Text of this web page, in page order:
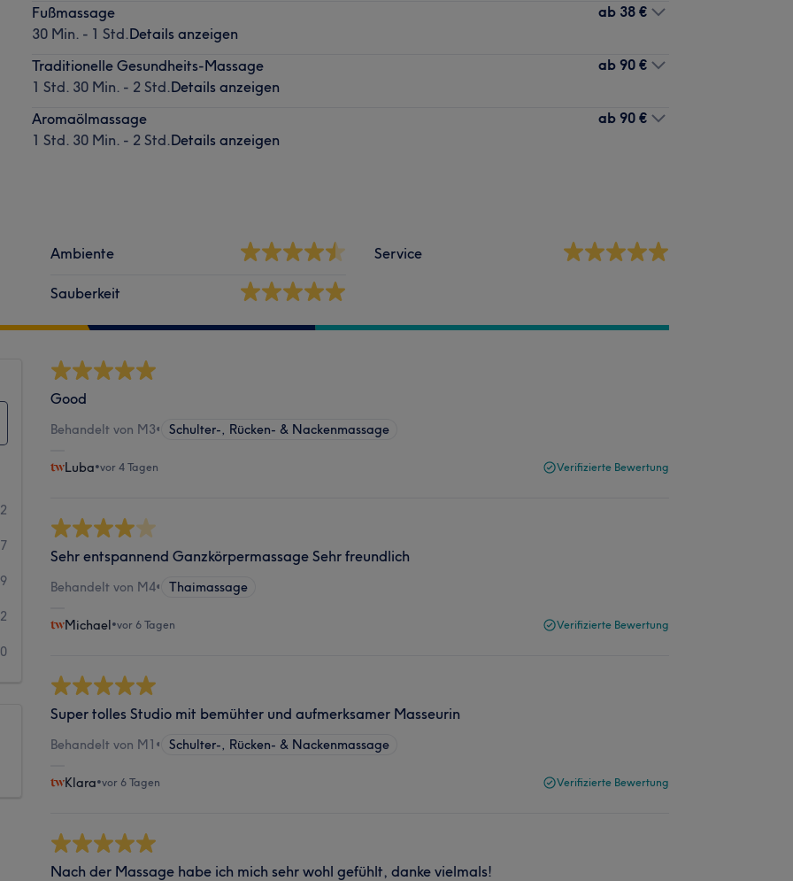
Fußmassage
30 Min. - 1 Std.Details anzeigen
ab 38 €
Traditionelle Gesundheits-Massage
1 Std. 30 Min. - 2 Std.Details anzeigen
ab 90 €
Aromaölmassage
1 Std. 30 Min. - 2 Std.Details anzeigen
ab 90 €
Ambiente
Sauberkeit
Service
2
0
Good
Behandelt von M3• Schulter-, Rücken- & Nackenmassage
Luba•vor 4 Tagen Verifizierte Bewertung
Sehr entspannend Ganzkörpermassage Sehr freundlich
Behandelt von M4• Thaimassage
Michael•vor 6 Tagen Verifizierte Bewertung
Super tolles Studio mit bemühter und aufmerksamer Masseurin
Behandelt von M1 • Schulter-, Rücken- & Nackenmassage
Klara•vor 6 Tagen Verifizierte Bewertung
Nach der Massage habe ich mich sehr wohl gefühlt, danke vielmals!